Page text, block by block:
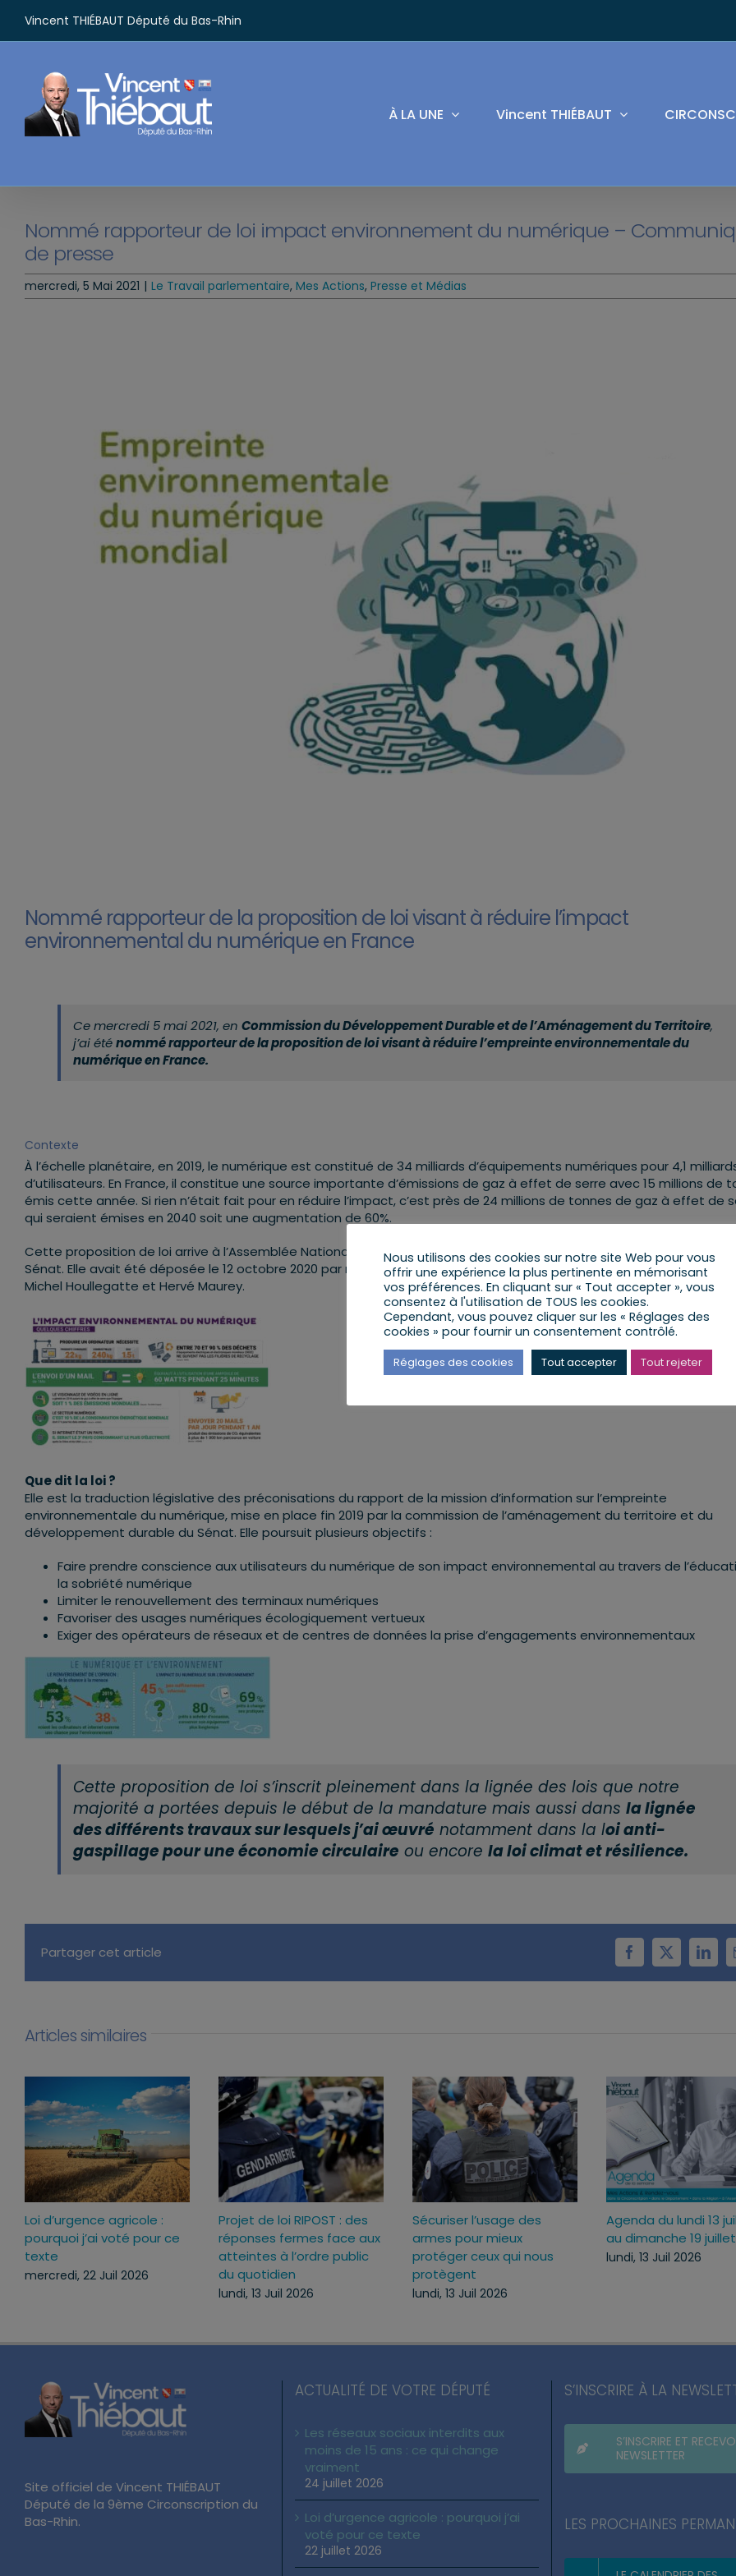
contenu
Vincent THIÉBAUT Député du Bas-Rhin
À LA UNE Vincent THIÉBAUT
Nommé rapporteur de loi impact environnement du numérique –
de presse
mercredi, 5 Mai 2021 | Le Travail parlementaire, Mes Actions, Presse et Médias
Nommé rapporteur de la proposition de loi visant à réduire l’impact
environnemental du numérique en France
Ce mercredi 5 mai 2021, en Commission du Développement Durable et de l’Aménagement du Territoire,
j’ai éténommé rapporteur de la proposition de loi visant à réduire l’empreinte environnementale du
numérique en France.
Contexte
À l’échelle planétaire, en 2019, le numérique est constitué de 34 milliards d’équipements numériques pour 4,1
d’utilisateurs. En France, il constitue une source importante d’émissions de gaz à effet de serre avec 15 millions de
émis cette année. Si rien n’était fait pour en réduire l’impact, c’est près de 24 millions de tonnes de gaz à effet de
qui seraient émises en 2040 soit une augmentation de 60%.
Cette proposition de loi arrive à l’Assemblée Nationale après avoir été débattue et adoptée en première lecture au
Sénat. Elle avait été déposée le 12 octobre 2020 par mes collègues sénateurs Patrick Chaize, Guillaume Chevrollier,
Michel Houllegatte et Hervé Maurey.
Que dit la loi ?
Elle est la traduction législative des préconisations du rapport de la mission d’information sur l’empreinte
environnementale du numérique, mise en place fin 2019 par la commission de l’aménagement du territoire et du
développement durable du Sénat. Elle poursuit plusieurs objectifs :
Faire prendre conscience aux utilisateurs du numérique de son impact environnemental au travers de
la sobriété numérique
Limiter le renouvellement des terminaux numériques
Favoriser des usages numériques écologiquement vertueux
Exiger des opérateurs de réseaux et de centres de données la prise d’engagements environnementaux
Cette proposition de loi s’inscrit pleinement dans la lignée des lois que notre
majorité a portées depuis le début de la mandature mais aussi dans la lignée
des différents travaux sur lesquels j’ai œuvré notamment dans la loi anti-
gaspillage pour une économie circulaire ou encore la loi climat et résilience.
Partager cet article Facebook
X
Articles similaires
Loi d’urgence agricole :
pourquoi j’ai voté pour ce
texte
mercredi, 22 Juil 2026
Projet de loi RIPOST : des
réponses fermes face aux
atteintes à l’ordre public
du quotidien
lundi, 13 Juil 2026
Sécuriser l’usage des
armes pour mieux
protéger ceux qui nous
protègent
lundi, 13 Juil 2026
Agenda du lundi 13
au dimanche 19
lundi, 13 Juil 2026
Site officiel de Vincent THIÉBAUT
Député de la 9ème Circonscription du
Bas-Rhin.
ACTUALITÉ DE VOTRE DÉPUTÉ
Les réseaux sociaux interdits aux
moins de 15 ans : ce qui change
vraiment
24 juillet 2026
Loi d’urgence agricole : pourquoi j’ai
voté pour ce texte
22 juillet 2026
S’INSCRIRE À LA
S’INSCRIRE ET
NEWSLETTER
LES PROCHAINES
Nous utilisons des cookies sur notre site Web pour vous
offrir une expérience la plus pertinente en mémorisant
vos préférences. En cliquant sur « Tout accepter », vous
consentez à l'utilisation de TOUS les cookies.
Cependant, vous pouvez cliquer sur les « Réglages des
cookies » pour fournir un consentement contrôlé.
Réglages des cookies Tout accepter Tout rejeter